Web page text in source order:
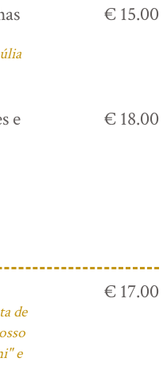
€ 15.00
e € 18.00
de
e
€ 17.00